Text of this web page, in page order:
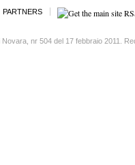
PARTNERS
nr 504 del 17 febbraio 2011.